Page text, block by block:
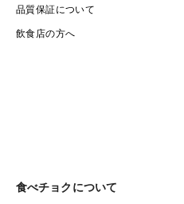
品質保証について
飲食店の方へ
食べチョクについて